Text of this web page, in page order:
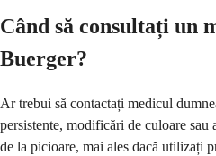
Când să consultați un
Buerger?
Ar trebui să contactați medicul
persistente, modificări de culoare sau
de la picioare, mai ales dacă utilizați